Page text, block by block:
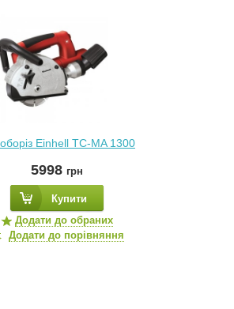
Einhell TC-MA 1300
5998 грн
Купити
Додати до обраних
Додати до порівняння